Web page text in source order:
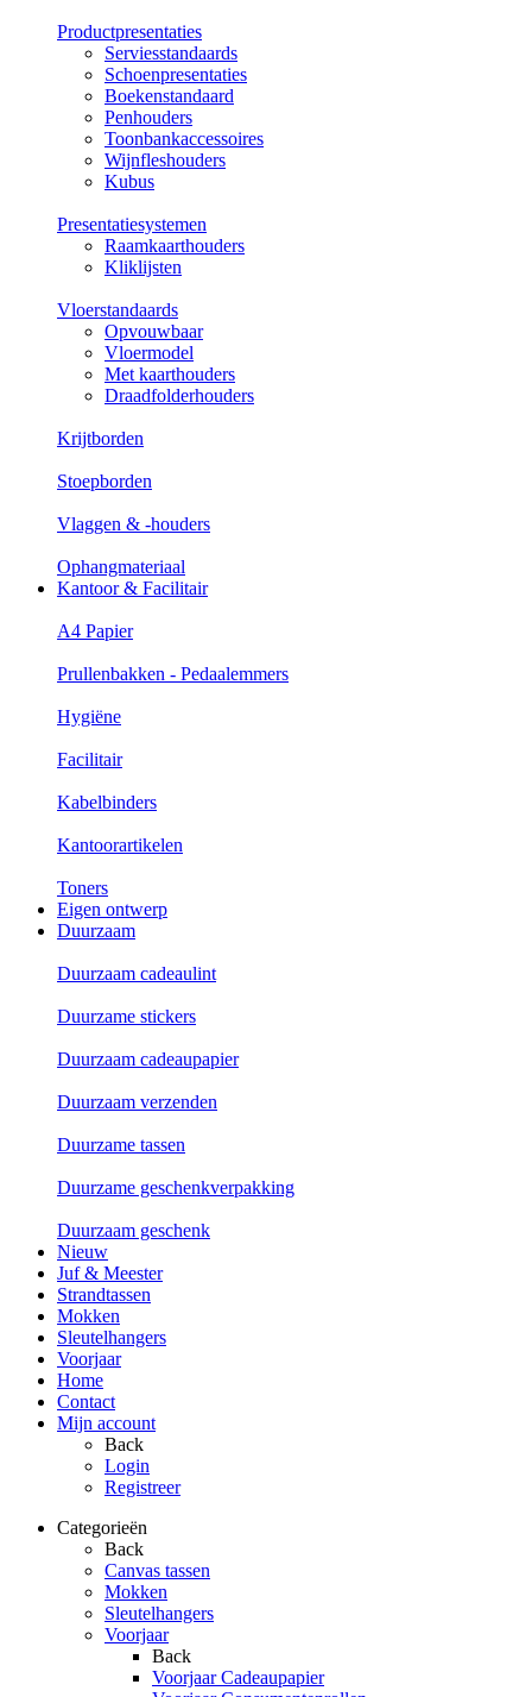
Productpresentaties
Serviesstandaards
Schoenpresentaties
Boekenstandaard
Penhouders
Toonbankaccessoires
Wijnfleshouders
Kubus
Presentatiesystemen
Raamkaarthouders
Kliklijsten
Vloerstandaards
Opvouwbaar
Vloermodel
Met kaarthouders
Draadfolderhouders
Krijtborden
Stoepborden
Vlaggen & -houders
Ophangmateriaal
Kantoor & Facilitair
A4 Papier
Prullenbakken - Pedaalemmers
Hygiëne
Facilitair
Kabelbinders
Kantoorartikelen
Toners
Eigen ontwerp
Duurzaam
Duurzaam cadeaulint
Duurzame stickers
Duurzaam cadeaupapier
Duurzaam verzenden
Duurzame tassen
Duurzame geschenkverpakking
Duurzaam geschenk
Nieuw
Juf & Meester
Strandtassen
Mokken
Sleutelhangers
Voorjaar
Home
Contact
Mijn account
Back
Login
Registreer
Categorieën
Back
Canvas tassen
Mokken
Sleutelhangers
Voorjaar
Back
Voorjaar Cadeaupapier